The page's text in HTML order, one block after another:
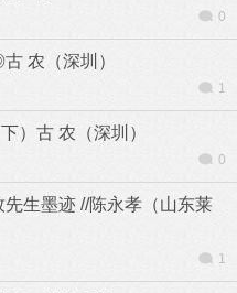
0
农（深圳）
1
）古 农（深圳）
0
生墨迹 //陈永孝（山东莱
1